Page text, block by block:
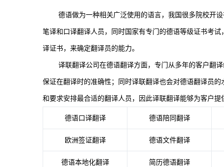
德语做为一种相关广泛使用的语言，我国很多院校开
笔译和口译翻译人员，同时国家有专门的德语等级证书考
译证书，来确定翻译员的能力。
译联翻译公司在德语翻译方面，专门从多年的客户翻
保证在翻译时的准确性；同时译联翻译也会对德语翻译员
和要求安排最合适的翻译人员，因此译联翻译能够为客户提
德语口译翻译 德语陪同翻译
欧洲签证翻译 德语文件翻译
德语本地化翻译 简历德语翻译